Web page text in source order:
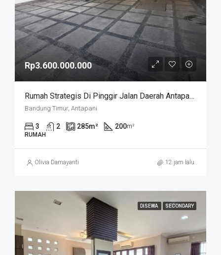
Rp3.600.000.000
Rumah Strategis Di Pinggir Jalan Daerah Antapani . Cocok Untuk Usaha. SUKANEGARA
Bandung Timur, Antapani
3 2 285m² 200m²
RUMAH
Olivia Damayanti 12 jam lalu
DISEWA SECONDARY